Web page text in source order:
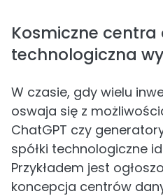
Kosmiczne centra
technologiczna
W czasie, gdy wielu
oswaja się z
ChatGPT czy
spółki technologiczne
Przykładem jest
koncepcja centrów